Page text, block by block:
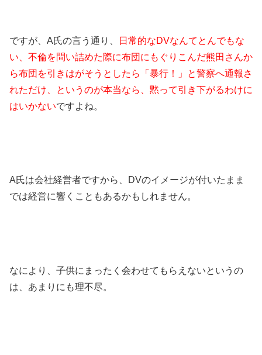
ですが、A氏の言う通り、
日常的なDVなんてとんでもな
い、不倫を問い詰めた際に布団にもぐりこんだ熊田さんか
ら布団を引きはがそうとしたら「暴行！」と警察へ通報さ
れただけ、というのが本当なら、黙って引き下がるわけに
はいかないですよね。
A氏は会社経営者ですから、DVのイメージが付いたまま
では経営に響くこともあるかもしれません。
なにより、子供にまったく会わせてもらえないというの
は、あまりにも理不尽。